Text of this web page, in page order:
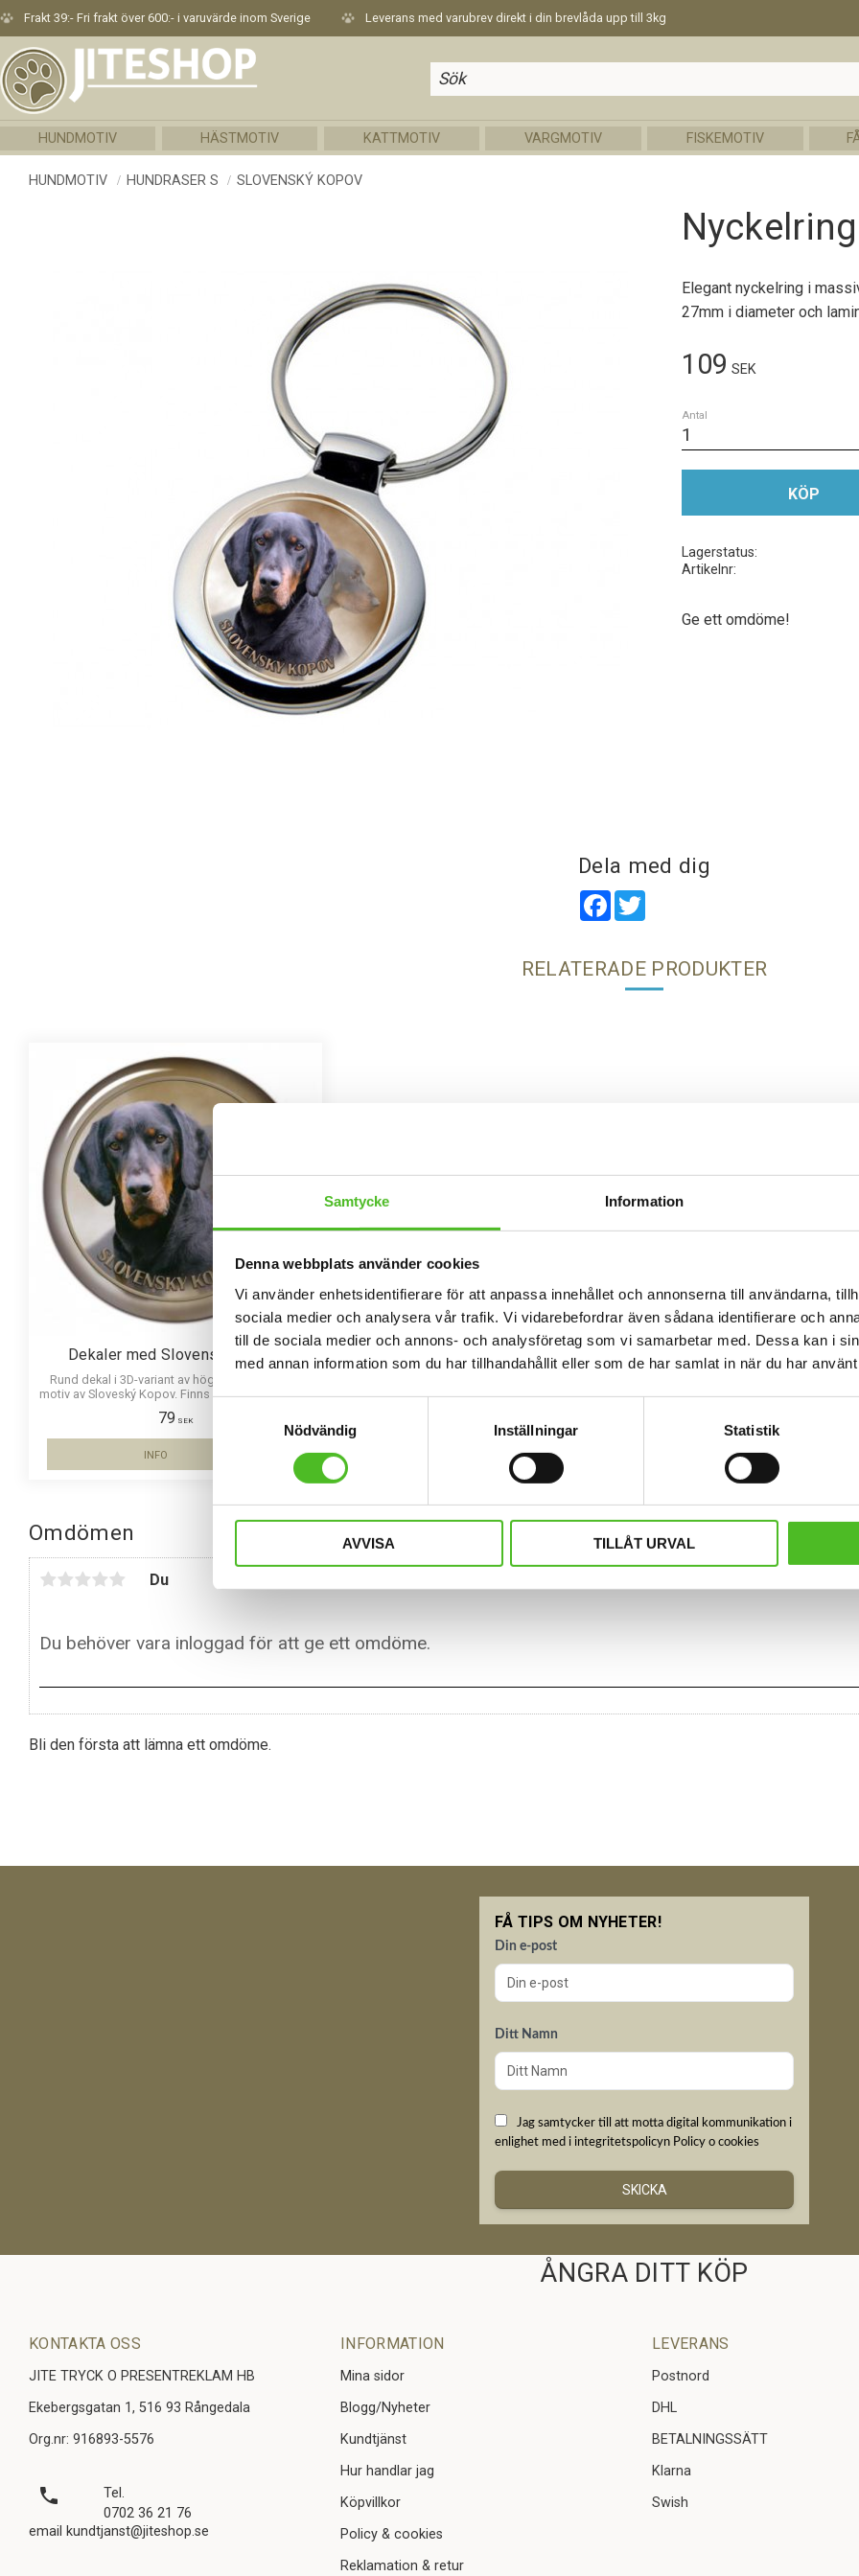
Samtycke Information
Denna webbplats använder cookies
Vi använder enhetsidentifierare för att anpassa innehållet och annonserna till användarna,
sociala medier och analysera vår trafik. Vi vidarebefordrar även sådana identifierare och
till de sociala medier och annons- och analysföretag som vi samarbetar med. Dessa kan i
med annan information som du har tillhandahållit eller som de har samlat in när du har
Nödvändig
Inställningar Statistik
AVVISA TILLÅT URVAL
Frakt 39:- Fri frakt över 600:- i varuvärde inom Sverige Leverans med varubrev direkt i din brevlåda upp till 3kg
HUNDMOTIV HÄSTMOTIV KATTMOTIV VARGMOTIV FISKEMOTIV
HUNDMOTIV HUNDRASER S SLOVENSKÝ KOPOV
Elegant nyckelring i
27mm i diameter och
109 SEK
Antal
KÖP
Lagerstatus
Artikelnr
Ge ett omdöme!
Dela med dig
Facebook
Omdömen
Du
Bli den första att lämna ett omdöme.
RELATERADE PRODUKTER
Dekaler med Slovenský Kopov
Rund dekal i 3D-variant av hög kvalitet med ett
motiv av Sloveský Kopov. Finns i 3 storlekar 10 cm
79 SEK
Lägg till i favoriter
INFO
FÅ TIPS OM NYHETER!
Din e-post
Ditt Namn
Jag samtycker till att motta digital kommunikation i
enlighet med i integritetspolicyn Policy o cookies
SKICKA
ÅNGRA DITT KÖP
KONTAKTA OSS
JITE TRYCK O PRESENTREKLAM HB
Ekebergsgatan 1, 516 93 Rångedala
Org.nr: 916893-5576
local_phone
Tel.
0702 36 21 76
email kundtjanst@jiteshop.se
INFORMATION
Mina sidor
Blogg/Nyheter
Kundtjänst
Hur handlar jag
Köpvillkor
Policy & cookies
Reklamation & retur
LEVERANS
Postnord
DHL
BETALNINGSSÄTT
Klarna
Swish